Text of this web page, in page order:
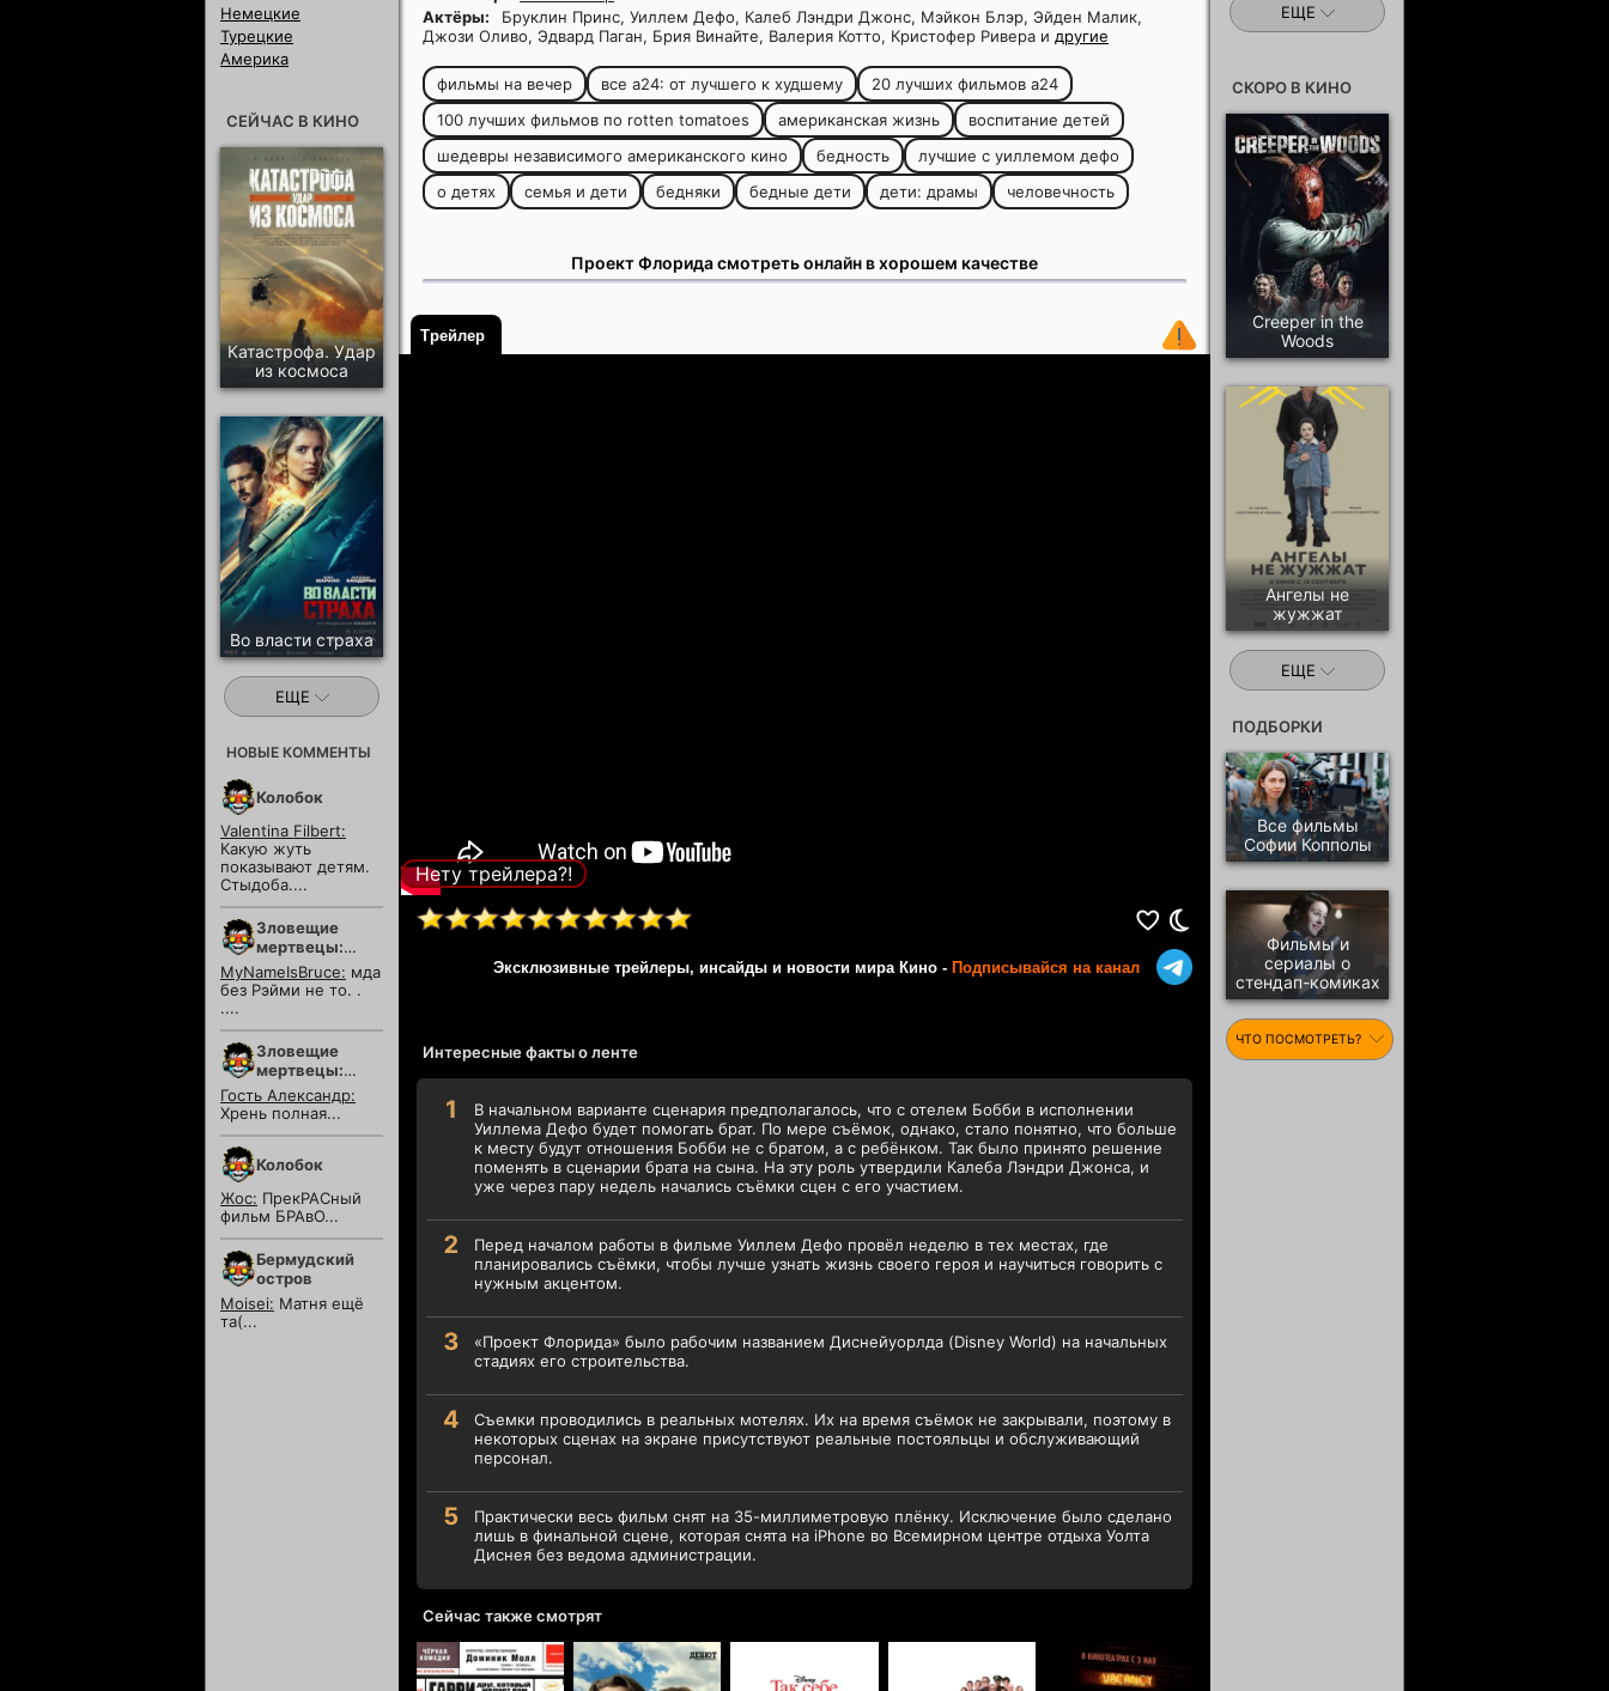
Актёры:
Бруклин Принс, Уиллем Дефо, Калеб Лэндри Джонс, Мэйкон Блэр, Эйден Малик,
Джози Оливо, Эдвард Паган, Брия Винайте, Валерия Котто, Кристофер Ривера и другие
фильмы на вечер все а24: от лучшего к худшему
20 лучших фильмов a24
100 лучших фильмов по rotten tomatoes
американская жизнь
воспитание детей
шедевры независимого американского кино
бедность
лучшие с уиллемом дефо
о детях
семья и дети бедняки бедные дети дети: драмы человечность
Проект Флорида смотреть онлайн в хорошем качестве
Трейлер
Нету трейлера?!
Эксклюзивные трейлеры, инсайды и новости мира Кино - Подписывайся на канал
Интересные факты о ленте
В начальном варианте сценария предполагалось, что с отелем Бобби в исполнении
Уиллема Дефо будет помогать брат. По мере съёмок, однако, стало понятно, что больше
к месту будут отношения Бобби не с братом, а с ребёнком. Так было принято решение
поменять в сценарии брата на сына. На эту роль утвердили Калеба Лэндри Джонса, и
уже через пару недель начались съёмки сцен с его участием.
Перед началом работы в фильме Уиллем Дефо провёл неделю в тех местах, где
планировались съёмки, чтобы лучше узнать жизнь своего героя и научиться говорить с
нужным акцентом.
«Проект Флорида» было рабочим названием Диснейуорлда (Disney World) на начальных
стадиях его строительства.
Съемки проводились в реальных мотелях. Их на время съёмок не закрывали, поэтому в
некоторых сценах на экране присутствуют реальные постояльцы и обслуживающий
персонал.
Практически весь фильм снят на 35-миллиметровую плёнку. Исключение было сделано
лишь в финальной сцене, которая снята на iPhone во Всемирном центре отдыха Уолта
Диснея без ведома администрации.
Сейчас также смотрят
Немецкие
Турецкие
Америка
СЕЙЧАС В КИНО
Катастрофа. Удар
из космоса
Во власти страха
ЕЩЕ
НОВЫЕ КОММЕНТЫ
Колобок
Valentina Filbert:
Какую жуть
показывают детям.
Стыдоба....
Зловещие
мертвецы:
Пекло
MyNameIsBruce: мда
без Рэйми не то. .
....
Зловещие
мертвецы:
Пекло
Гость Александр:
Хрень полная...
Колобок
Жос: ПрекРАСный
фильм БРАвО...
Бермудский
остров
Moisei: Матня ещё
та(...
ЕЩЕ
СКОРО В КИНО
Creeper in the
Woods
Ангелы не
жужжат
ЕЩЕ
ПОДБОРКИ
Все фильмы
Софии Копполы
Фильмы и
сериалы о
стендап-комиках
ЧТО ПОСМОТРЕТЬ?